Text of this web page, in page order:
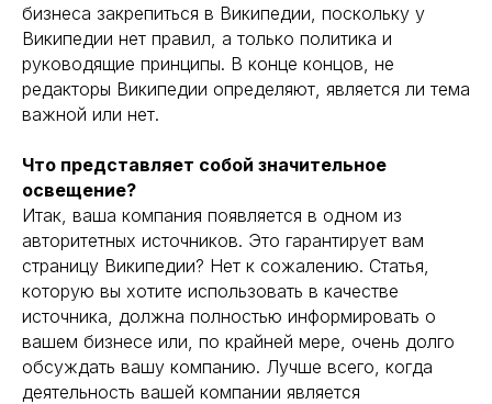
бизнеса закрепиться в Википедии, поскольку у
Википедии нет правил, а только политика и
руководящие принципы. В конце концов, не
редакторы Википедии определяют, является ли тема
важной или нет.
Что представляет собой значительное
освещение?
Итак, ваша компания появляется в одном из
авторитетных источников. Это гарантирует вам
страницу Википедии? Нет к сожалению. Статья,
которую вы хотите использовать в качестве
источника, должна полностью информировать о
вашем бизнесе или, по крайней мере, очень долго
обсуждать вашу компанию. Лучше всего, когда
деятельность вашей компании является